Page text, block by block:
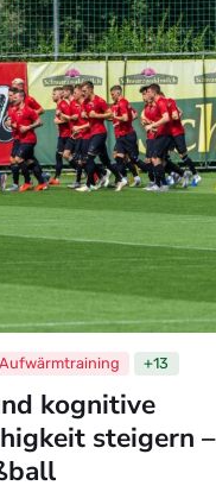
kognitive
steigern –
Aufwärmtraining +13